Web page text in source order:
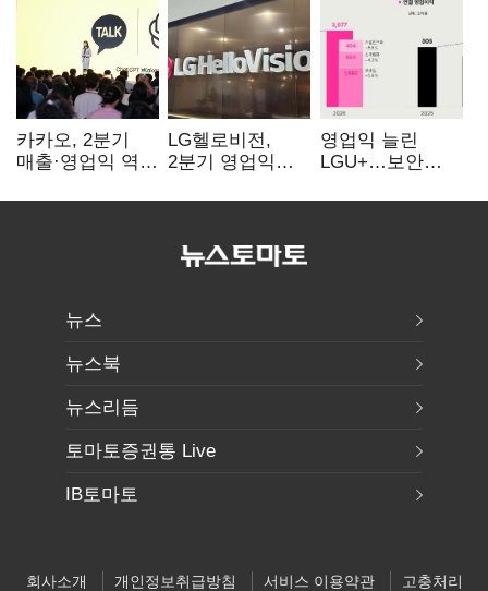
카카오, 2분기
매출·영업익 역대
AI 수익화 관건
LG헬로비전,
2분기 영업익
방송침체에
시장도 축소
영업익 늘린
LGU+…보안
드라이브'
뉴스
뉴스북
뉴스리듬
토마토증권통 Live
IB토마토
회사소개 개인정보취급방침 서비스 이용약관 고충처리